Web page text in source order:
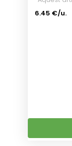
6.45 €/u.